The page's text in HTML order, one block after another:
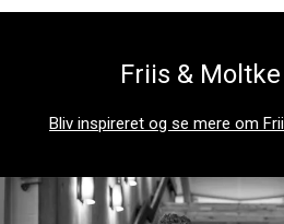
Friis &
Bliv inspireret og se mere om